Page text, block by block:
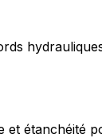
et étanchéité